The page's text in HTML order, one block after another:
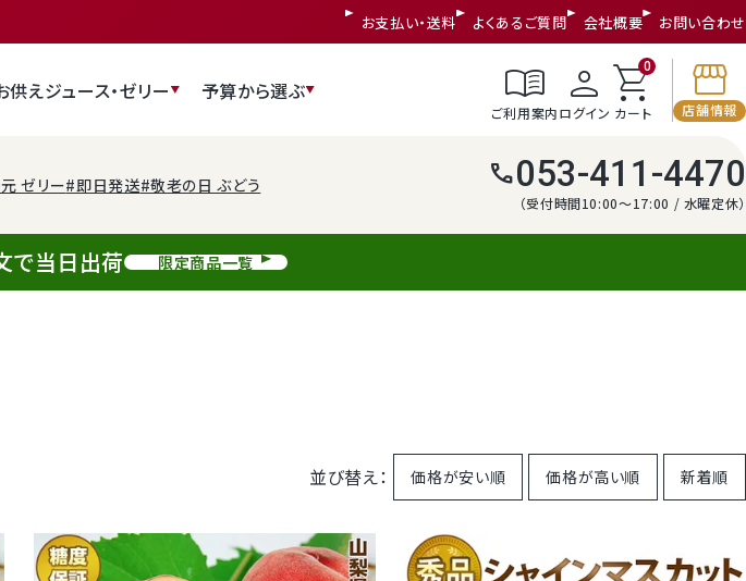
お支払い・送料 よくあるご質問 会社概要 お問い合わせ
供えジュース・ゼリー 予算から選ぶ menu_book
ご利用案内
person
ログイン
shopping_cart
0
カート
storefront
店舗情報
ゼリー#即日発送#敬老の日 ぶどう call053-411-4470
（受付時間10:00～17:00 / 水曜定休）
で当日出荷 限定商品一覧
並び替え 価格が安い順 価格が高い順 新着順